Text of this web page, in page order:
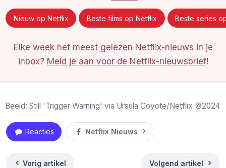
Nieuw op Netflix Beste films op Netflix Beste series
Elke week het meest gelezen Netflix-nieuws in je
inbox? Meld je aan voor de Netflix-nieuwsbrief!
Beeld: Still 'Trigger Warning' via Ursula Coyote/Netflix ©2024
Reacties Netflix Nieuws
Vorig artikel Volgend artikel